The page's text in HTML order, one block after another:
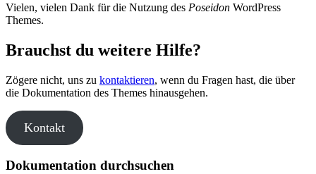
Vielen, vielen Dank für die Nutzung des Poseidon WordPress
Themes.
Brauchst du weitere Hilfe?
Zögere nicht, uns zu kontaktieren, wenn du Fragen hast, die über
die Dokumentation des Themes hinausgehen.
Kontakt
Dokumentation durchsuchen